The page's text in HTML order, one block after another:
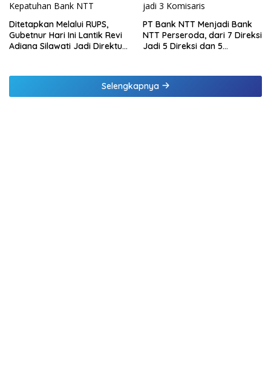
Ditetapkan Melalui RUPS,
Gubetnur Hari Ini Lantik Revi
Adiana Silawati Jadi Direktur
PT Bank NTT Menjadi Bank
NTT Perseroda, dari 7 Direksi
Jadi 5 Direksi dan 5
Selengkapnya